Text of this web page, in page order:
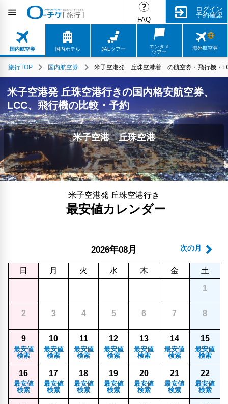
FAQ
ログイン
予約確認
国内航空券 国内ホテル JALツアー
エンタメ
ツアー
海外航空券
旅行TOP 国内航空券 米子空港発 丘珠空港着 の航空券・飛行機・
米子空港発 丘珠空港行きの国内格安航空券、
LCC、飛行機の比較・予約
米子空港→丘珠空港
米子空港発 丘珠空港行き
最安値カレンダー
次の月
2026年08月
日 月 火 水 木 金
土
1
2 3 4 5 6 7 8
9
最安値
検索
10
最安値
検索
11
最安値
検索
12
最安値
検索
13
最安値
検索
14
最安値
検索
15
最安値
検索
16
最安値
検索
17
最安値
検索
18
最安値
検索
19
最安値
検索
20
最安値
検索
21
最安値
検索
22
最安値
検索